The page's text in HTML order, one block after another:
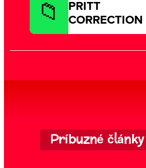
PRITT
CORRECTION
Príbuzné